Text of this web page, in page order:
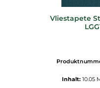
Vliestapete
Inhalt: 10.05